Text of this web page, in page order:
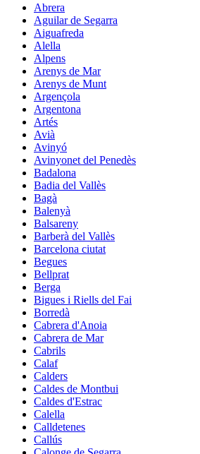
Abrera
Aguilar de Segarra
Aiguafreda
Alella
Alpens
Arenys de Mar
Arenys de Munt
Argençola
Argentona
Artés
Avià
Avinyó
Avinyonet del Penedès
Badalona
Badia del Vallès
Bagà
Balenyà
Balsareny
Barberà del Vallès
Barcelona ciutat
Begues
Bellprat
Berga
Bigues i Riells del Fai
Borredà
Cabrera d'Anoia
Cabrera de Mar
Cabrils
Calaf
Calders
Caldes de Montbui
Caldes d'Estrac
Calella
Calldetenes
Callús